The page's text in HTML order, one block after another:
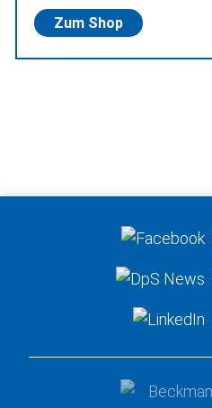
Zum Shop